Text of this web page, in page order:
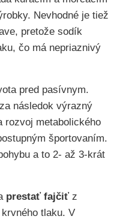
Nevhodné je tiež
pretože sodík
čo má nepriaznivý
pred pasívnym.
následok výrazný
rozvoj metabolického
športovaním.
a to 2- až 3-krát
prestať fajčiťz
tlaku. V